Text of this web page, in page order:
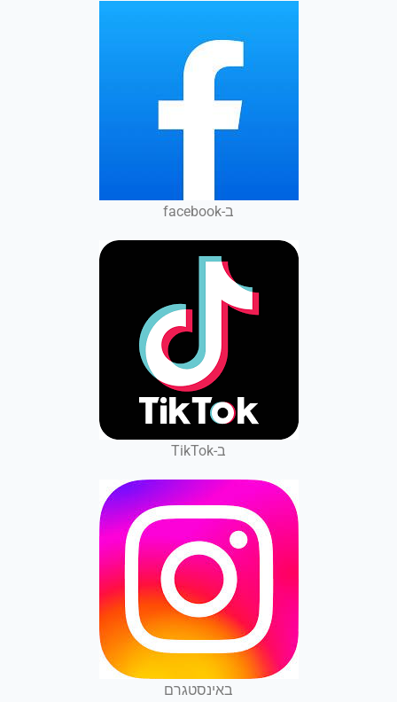
ב-facebook
ב-TikTok
באינסטגרם